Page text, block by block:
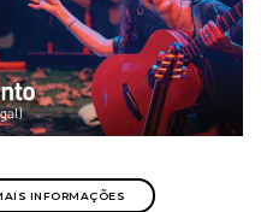
INFORMAÇÕES